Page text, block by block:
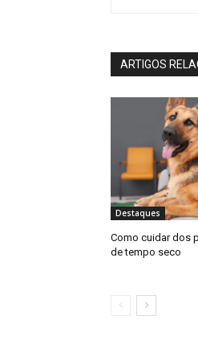
ARTIGOS
Destaques
Como cuidar dos
de tempo seco